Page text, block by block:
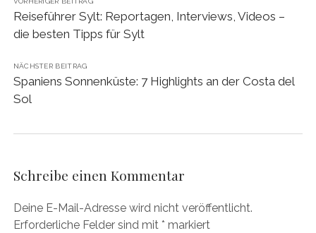
Reiseführer Sylt: Reportagen, Interviews, Videos –
die besten Tipps für Sylt
NÄCHSTER BEITRAG
Spaniens Sonnenküste: 7 Highlights an der Costa del
Sol
Schreibe einen Kommentar
Deine E-Mail-Adresse wird nicht veröffentlicht.
Erforderliche Felder sind mit * markiert